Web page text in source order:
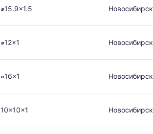
⌀15.9x1.5 Новосибирск
⌀12x1 Новосибирск
⌀16x1 Новосибирск
10x10x1 Новосибирск